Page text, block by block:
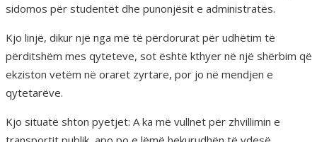
sidomos për studentët dhe punonjësit e administratës.
Kjo linjë, dikur një nga më të përdorurat për udhëtim të
përditshëm mes qyteteve, sot është kthyer në një shërbim që
ekziston vetëm në oraret zyrtare, por jo në mendjen e
qytetarëve.
Kjo situatë shton pyetjet: A ka më vullnet për zhvillimin e